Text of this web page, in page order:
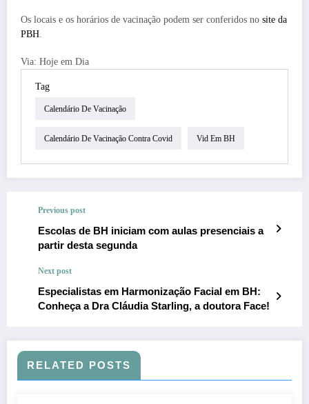
Os locais e os horários de vacinação podem ser conferidos no site da
PBH
Via: Hoje em Dia
Tag
Calendário De Vacinação
Calendário De Vacinação Contra Covid Vid Em BH
Previous post
Escolas de BH iniciam com aulas presenciais a
partir desta segunda
Next post
Especialistas em Harmonização Facial em BH:
Conheça a Dra Cláudia Starling, a doutora Face!
RELATED POSTS